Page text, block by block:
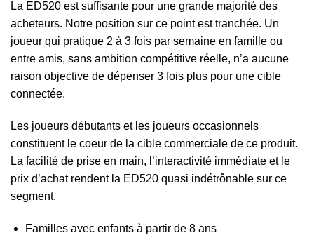
La ED520 est suffisante pour une grande majorité des
acheteurs. Notre position sur ce point est tranchée. Un
joueur qui pratique 2 à 3 fois par semaine en famille ou
entre amis, sans ambition compétitive réelle, n’a aucune
raison objective de dépenser 3 fois plus pour une cible
connectée.
Les joueurs débutants et les joueurs occasionnels
constituent le coeur de la cible commerciale de ce produit.
La facilité de prise en main, l’interactivité immédiate et le
prix d’achat rendent la ED520 quasi indétrônable sur ce
segment.
Familles avec enfants à partir de 8 ans